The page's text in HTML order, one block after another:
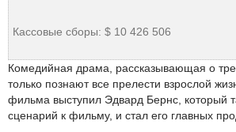
Кассовые сборы: $ 10 426 506
Комедийная драма, рассказывающая о
только познают все прелести взрослой
фильма выступил Эдвард Бернс, который
сценарий к фильму, и стал его главных